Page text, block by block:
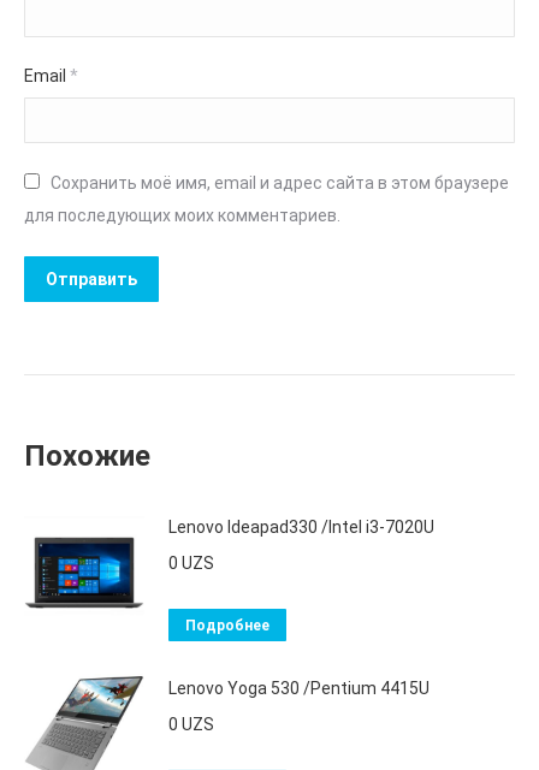
Email *
Сохранить моё имя, email и адрес сайта в этом браузере
для последующих моих комментариев.
Похожие
Lenovo Ideapad330 /Intel i3-7020U
0 UZS
Подробнее
Lenovo Yoga 530 /Pentium 4415U
0 UZS